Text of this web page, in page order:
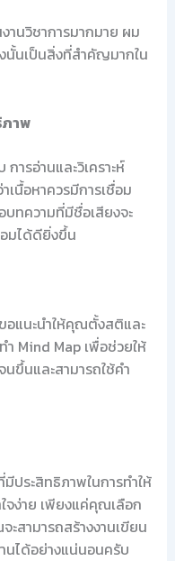
านวิชาการมากมาย ผม
นั้นเป็นสิ่งที่สำคัญมากใน
ภาพ
ารอ่านและวิเคราะห์
นื้อหาควรมีการเชื่อม
บทความที่มีชื่อเสียงจะ
อมได้ดียิ่งขึ้น
อแนะนำให้คุณตั้งสติและ
Mind Map เพื่อช่วยให้
ขึ้นและสามารถใช้คำ
มีประสิทธิภาพในการทำให้
จง่าย เพียงแค่คุณเลือก
ะสามารถสร้างงานเขียน
ได้อย่างแน่นอนครับ